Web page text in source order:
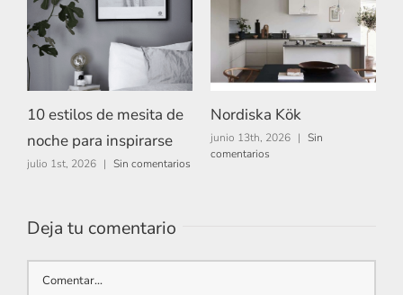
10 estilos de mesita de
noche para inspirarse
julio 1st, 2026 | Sin comentarios
Nordiska Kök
junio 13th, 2026 | Sin
comentarios
Deja tu comentario
Comentar